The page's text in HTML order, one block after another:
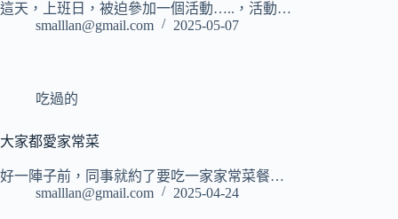
這天，上班日，被迫參加一個活動…..，活動…
smalllan@gmail.com
2025-05-07
吃過的
大家都愛家常菜
好一陣子前，同事就約了要吃一家家常菜餐…
smalllan@gmail.com
2025-04-24